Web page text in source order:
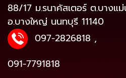
88/17 ม.รนาคัสเตอร์ ต.บางแ
อ.บางใหญ่ นนทบุรี 11140
097-2826818 ,
091-7791818